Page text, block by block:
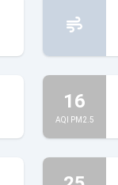
16
AQI PM2.5